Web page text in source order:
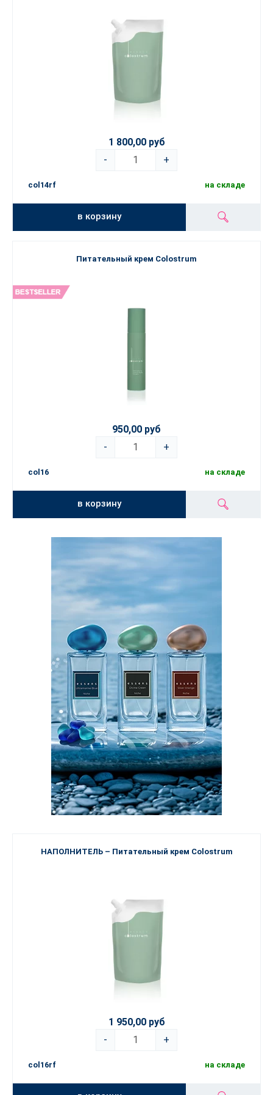
1 800,00 руб
-
+
col14rf на складе
в корзину
Питательный крем Colostrum
950,00 руб
-
+
col16 на складе
в корзину
НАПОЛНИТЕЛЬ – Питательный крем Colostrum
1 950,00 руб
-
+
col16rf на складе